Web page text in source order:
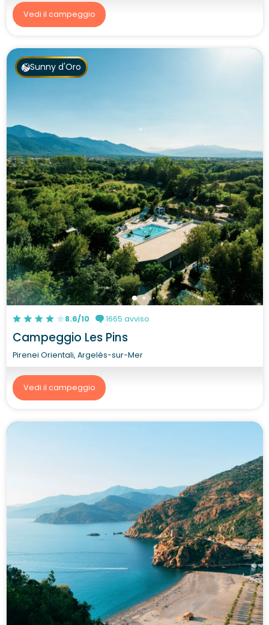
Vedi il campeggio
Sunny d'Oro
8.6/10 1665 avviso
Campeggio Les Pins
Pirenei Orientali, Argelès-sur-Mer
Vedi il campeggio